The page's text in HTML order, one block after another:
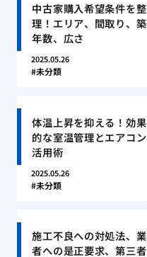
中古家購入希望条件を整
理！エリア、間取り、築
年数、広さ
2025.05.26
未分類
体温上昇を抑える！効果
的な室温管理とエアコン
活用術
2025.05.26
未分類
施工不良への対処法、業
者への是正要求、第三者